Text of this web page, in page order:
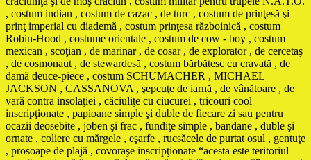
, costum indian , costum de cazac , de turc , costum de prinţesă şi
prinţ imperial cu diademă , costum prinţesa războinică , costum
Robin-Hood , costume orientale , costum de cow - boy , costum
mexican , scoţian , de marinar , de cosar , de explorator , de cercetaş
, de cosmonaut , de stewardesă , costum bărbătesc cu cravată , de
damă deuce-piece , costum SCHUMACHER , MICHAEL
JACKSON , CASSANOVA , şepcuţe de iarnă , de vânătoare , de
vară contra insolaţiei , căciuliţe cu ciucurei , tricouri cool
inscripţionate , papioane simple şi duble de fiecare zi sau pentru
ocazii deosebite , joben şi frac , fundiţe simple , bandane , duble şi
ornate , coliere cu mărgele , eşarfe , rucsăcele de purtat osul , gentuţe
, prosoape de plajă , covoraşe inscripţionate “acesta este teritoriul